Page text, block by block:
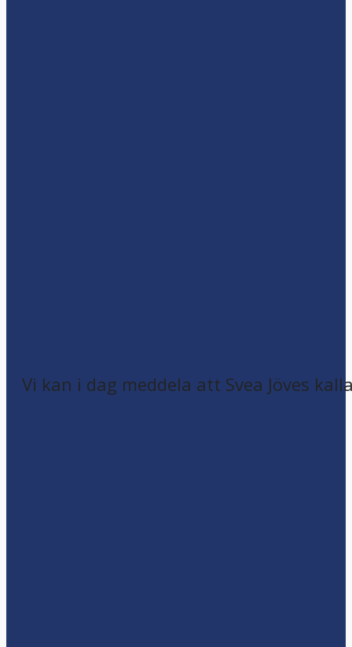
Vi kan i dag meddela att Svea Jöves